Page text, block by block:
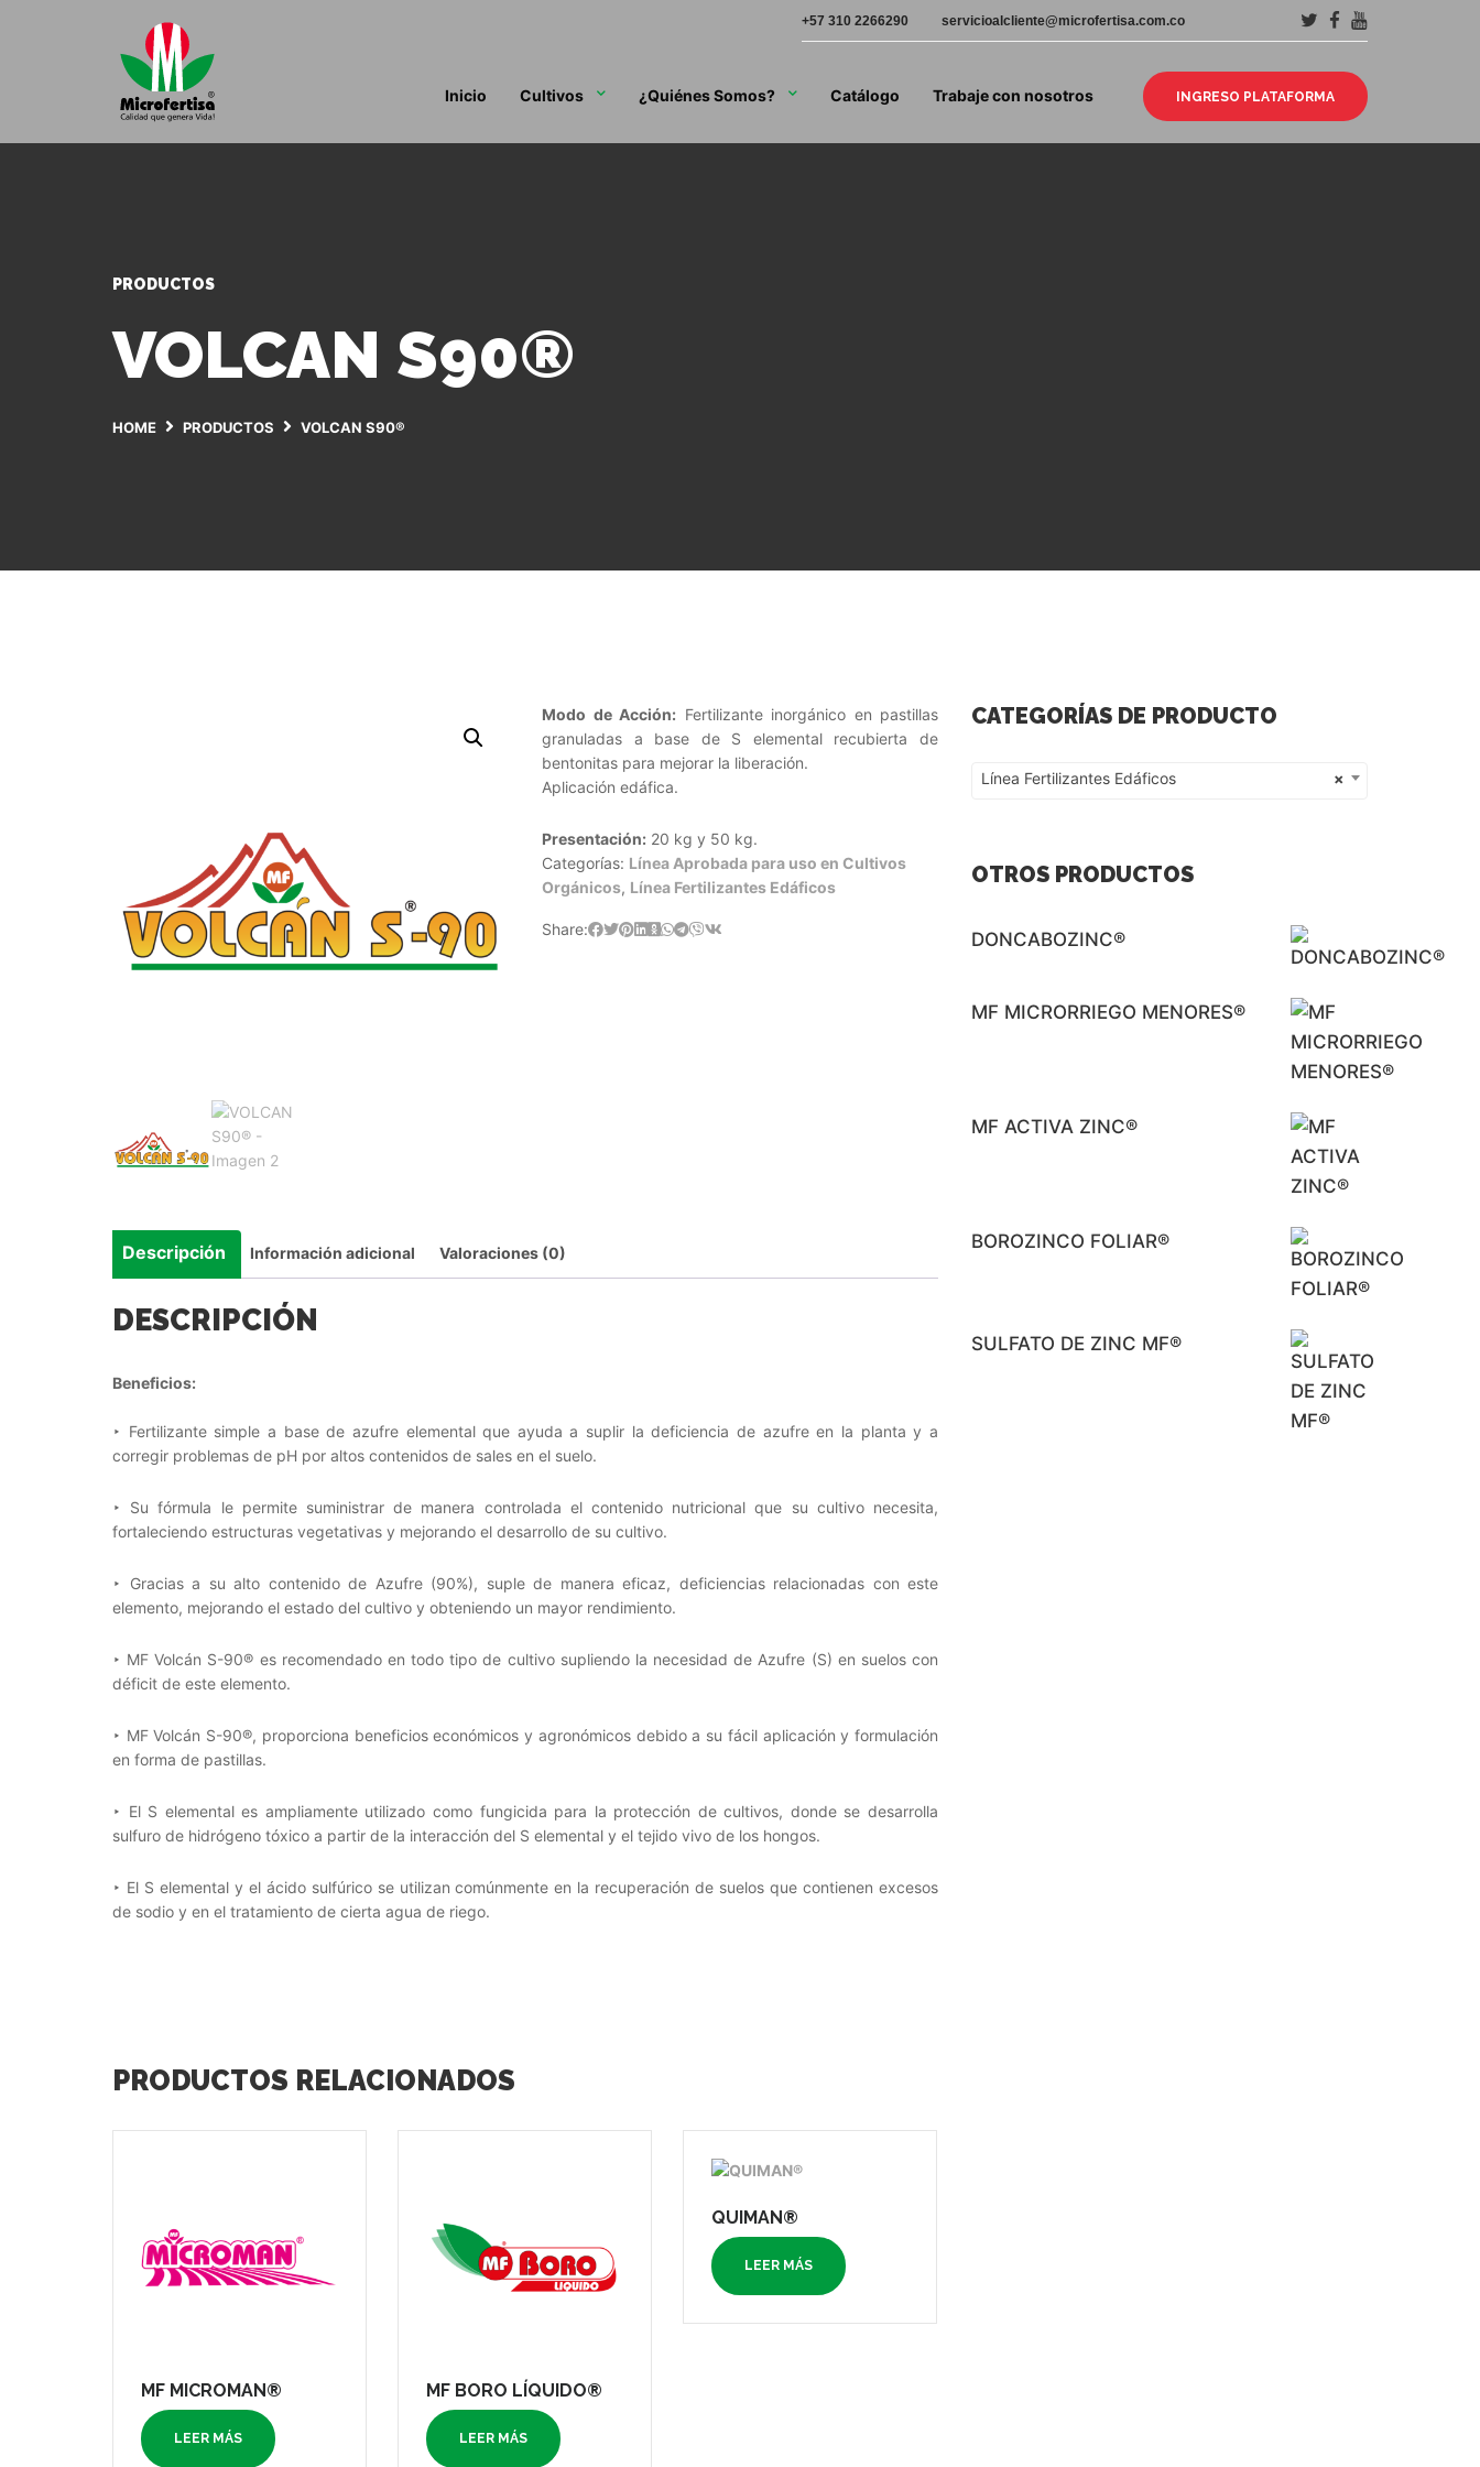
Inicio Cultivos ¿Quiénes Somos? Catálogo Trabaje con nosotros INGRESO PLATAFORMA
+57 310 2266290 servicioalcliente@microfertisa.com.co
PRODUCTOS
VOLCAN S90®
HOME PRODUCTOS VOLCAN S90®
Modo de Acción: Fertilizante inorgánico en pastillas
granuladas a base de S elemental recubierta de
bentonitas para mejorar la liberación.
Aplicación edáfica.
Presentación: 20 kg y 50 kg.
Categorías: Línea Aprobada para uso en Cultivos
Orgánicos, Línea Fertilizantes Edáficos
Share:
Descripción Información adicional Valoraciones (0)
DESCRIPCIÓN
Beneficios:
‣ Fertilizante simple a base de azufre elemental que ayuda a suplir la deficiencia de azufre en la planta y a
corregir problemas de pH por altos contenidos de sales en el suelo.
‣ Su fórmula le permite suministrar de manera controlada el contenido nutricional que su cultivo necesita,
fortaleciendo estructuras vegetativas y mejorando el desarrollo de su cultivo.
‣ Gracias a su alto contenido de Azufre (90%), suple de manera eficaz, deficiencias relacionadas con este
elemento, mejorando el estado del cultivo y obteniendo un mayor rendimiento.
‣ MF Volcán S-90® es recomendado en todo tipo de cultivo supliendo la necesidad de Azufre (S) en suelos con
déficit de este elemento.
‣ MF Volcán S-90®, proporciona beneficios económicos y agronómicos debido a su fácil aplicación y formulación
en forma de pastillas.
‣ El S elemental es ampliamente utilizado como fungicida para la protección de cultivos, donde se desarrolla
sulfuro de hidrógeno tóxico a partir de la interacción del S elemental y el tejido vivo de los hongos.
‣ El S elemental y el ácido sulfúrico se utilizan comúnmente en la recuperación de suelos que contienen excesos
de sodio y en el tratamiento de cierta agua de riego.
PRODUCTOS RELACIONADOS
MF MICROMAN®
LEER MÁS
MF BORO LÍQUIDO®
LEER MÁS
QUIMAN®
LEER MÁS
CATEGORÍAS DE PRODUCTO
Línea Fertilizantes Edáficos ×
Línea Fertilizantes Edáficos
OTROS PRODUCTOS
DONCABOZINC®
MF MICRORRIEGO MENORES®
MF ACTIVA ZINC®
BOROZINCO FOLIAR®
SULFATO DE ZINC MF®